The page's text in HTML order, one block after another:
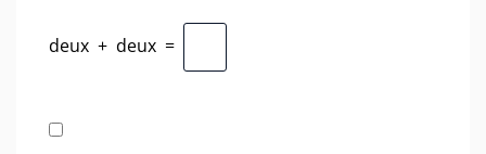
deux + deux =